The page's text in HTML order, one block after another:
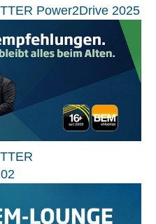
Power2Drive 2025